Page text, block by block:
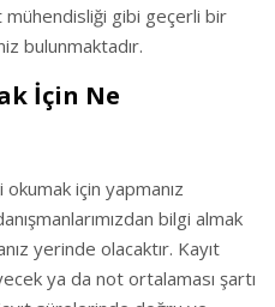
mühendisliği gibi geçerli bir
bulunmaktadır.
İçin Ne
için yapmanız
bilgi almak
yerinde olacaktır. Kayıt
ya da not ortalaması şartı